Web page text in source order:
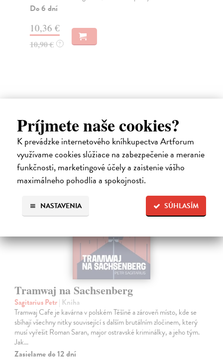
Príjmete naše cookies?
K prevádzke internetového kníhkupectva Artforum
využívame cookies slúžiace na zabezpečenie a meranie
funkčnosti, marketingové účely a zaistenie vášho
maximálneho pohodlia a spokojnosti.
SÚHLASÍM
NASTAVENIA
Do 6 dní
10,36 €
10,90 € ?
Ďalšie z kategórie detektívky /
mystery
Tramwaj na Sachsenberg
Sagitarius Petr| Kniha
Tramwaj Cafe je kavárna v polském Těšíně a zároveň místo, kde se
sbíhají všechny nitky související s dalším brutálním zločinem, který
musí vyřešit Roman Saran, major ostravské kriminálky, a jeho tým.
Jak…
Zasielame do 12 dní